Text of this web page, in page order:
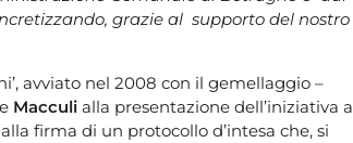
grazie al supporto del nostro
avviato nel 2008 con il gemellaggio –
e Macculi alla presentazione dell’iniziativa a
firma di un protocollo d’intesa che, si